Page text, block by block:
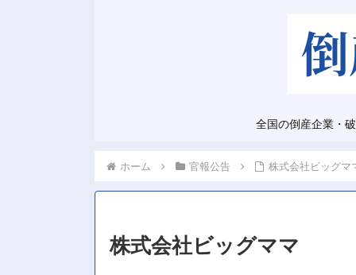
全国の倒産企業・
ホーム 官報公告 株式会社ビッグマ
株式会社ビッグママ